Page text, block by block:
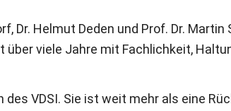
Dr. Helmut Deden und Prof. Dr.
viele Jahre mit Fachlichkeit,
VDSI. Sie ist weit mehr als eine